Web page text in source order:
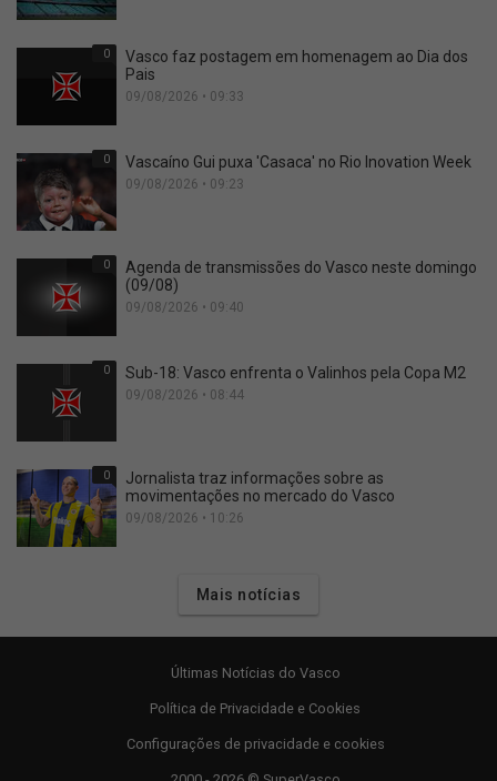
0
Vasco faz postagem em homenagem ao Dia dos
Pais
09/08/2026 • 09:33
0 Vascaíno Gui puxa 'Casaca' no Rio Inovation Week
09/08/2026 • 09:23
0
Agenda de transmissões do Vasco neste domingo
(09/08)
09/08/2026 • 09:40
0 Sub-18: Vasco enfrenta o Valinhos pela Copa M2
09/08/2026 • 08:44
0
Jornalista traz informações sobre as
movimentações no mercado do Vasco
09/08/2026 • 10:26
Mais notícias
Últimas Notícias do Vasco
Política de Privacidade e Cookies
Configurações de privacidade e cookies